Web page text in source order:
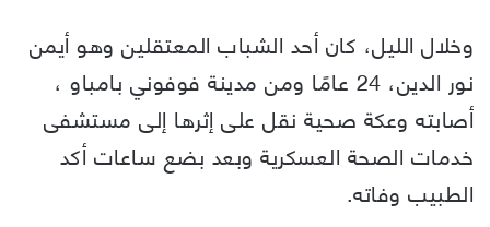
وخلال الليل، كان أحد الشباب المعتقلين وهو أيمن
نور الدين، 24 عامًا ومن مدينة فوفوني بامباو ،
أصابته وعكة صحية نقل على إثرها إلى مستشفى
خدمات الصحة العسكرية وبعد بضع ساعات أكد
الطبيب وفاته.